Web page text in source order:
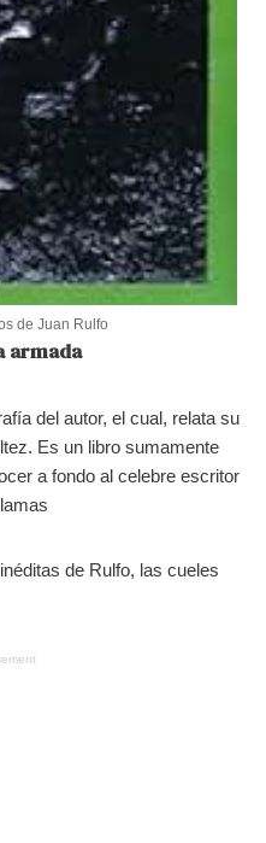
de Juan Rulfo
armada
del autor, el cual, relata su
Es un libro sumamente
a fondo al celebre escritor
de Rulfo, las cueles